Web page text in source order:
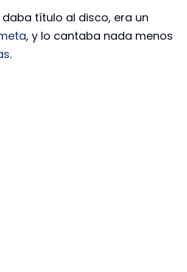
daba título al disco, era un
, y lo cantaba nada menos
.